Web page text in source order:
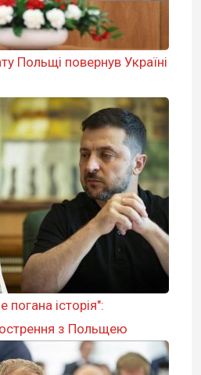
Польщі повернув Україні
погана історія":
з Польщею